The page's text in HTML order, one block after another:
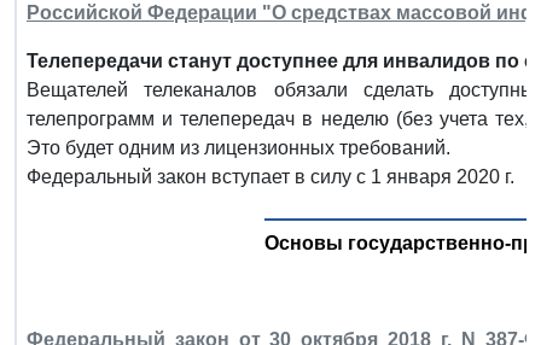
Российской Федерации "О средствах массовой
Телепередачи станут доступнее для инвалидов по
Вещателей телеканалов обязали сделать
телепрограмм и телепередач в неделю (без учета
Это будет одним из лицензионных требований.
Федеральный закон вступает в силу с 1 января 2020 г.
Основы государственно-
Федеральный закон от 30 октября 2018 г. N